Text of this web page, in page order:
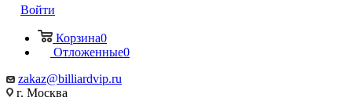
Войти
Корзина0
Отложенные0
zakaz@billiardvip.ru
г. Москва